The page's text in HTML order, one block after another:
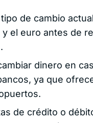
de cambio
y el euro antes de
dinero en
ya que
de crédito o